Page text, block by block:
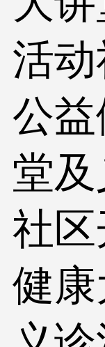
活
公
堂
社
健康